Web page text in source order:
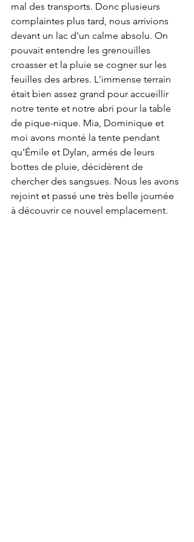
mal des transports. Donc plusieurs
complaintes plus tard, nous arrivions
devant un lac d'un calme absolu. On
pouvait entendre les grenouilles
croasser et la pluie se cogner sur les
feuilles des arbres. L'immense terrain
était bien assez grand pour accueillir
notre tente et notre abri pour la table
de pique-nique. Mia, Dominique et
moi avons monté la tente pendant
qu'Émile et Dylan, armés de leurs
bottes de pluie, décidèrent de
chercher des sangsues. Nous les avons
rejoint et passé une très belle journée
à découvrir ce nouvel emplacement.